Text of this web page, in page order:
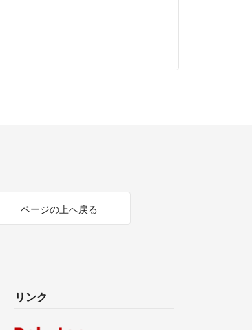
ページの上へ戻る
リンク